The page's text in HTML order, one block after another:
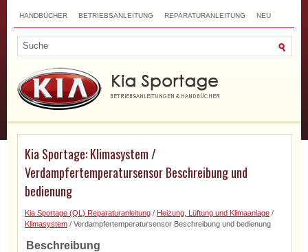
HANDBÜCHER BETRIEBSANLEITUNG REPARATURANLEITUNG NEU
Kia Sportage: Klimasystem /
Verdampfertemperatursensor Beschreibung und
bedienung
Kia Sportage (QL) Reparaturanleitung / Heizung, Lüftung und Klimaanlage /
Klimasystem / Verdampfertemperatursensor Beschreibung und bedienung
Beschreibung